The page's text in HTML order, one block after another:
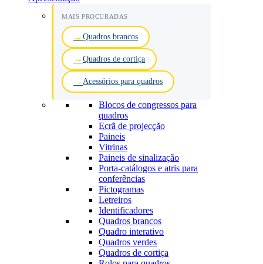
MAIS PROCURADAS
Quadros brancos
Quadros de cortiça
Acessórios para quadros
Blocos de congressos para
quadros
Ecrã de projecção
Paineis
Vitrinas
Paineis de sinalização
Porta-catálogos e atris para
conferências
Pictogramas
Letreiros
Identificadores
Quadros brancos
Quadro interativo
Quadros verdes
Quadros de cortiça